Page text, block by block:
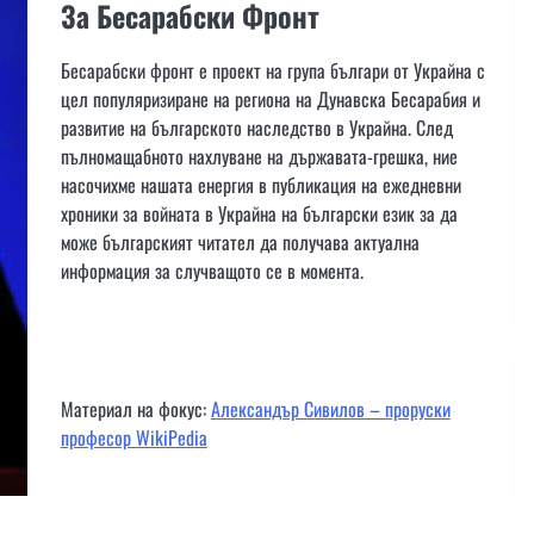
За Бесарабски Фронт
Бесарабски фронт е проект на група българи от Украйна с
цел популяризиране на региона на Дунавска Бесарабия и
развитие на българското наследство в Украйна. След
пълномащабното нахлуване на държавата-грешка, ние
насочихме нашата енергия в публикация на ежедневни
хроники за войната в Украйна на български език за да
може българският читател да получава актуална
информация за случващото се в момента.
Материал на фокус:Александър Сивилов – проруски
професор WikiPedia